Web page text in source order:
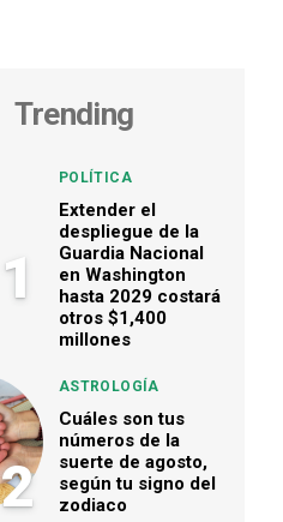
Trending
1
POLÍTICA
Extender el
despliegue de la
Guardia Nacional
en Washington
hasta 2029 costará
otros $1,400
millones
2
ASTROLOGÍA
Cuáles son tus
números de la
suerte de agosto,
según tu signo del
zodiaco